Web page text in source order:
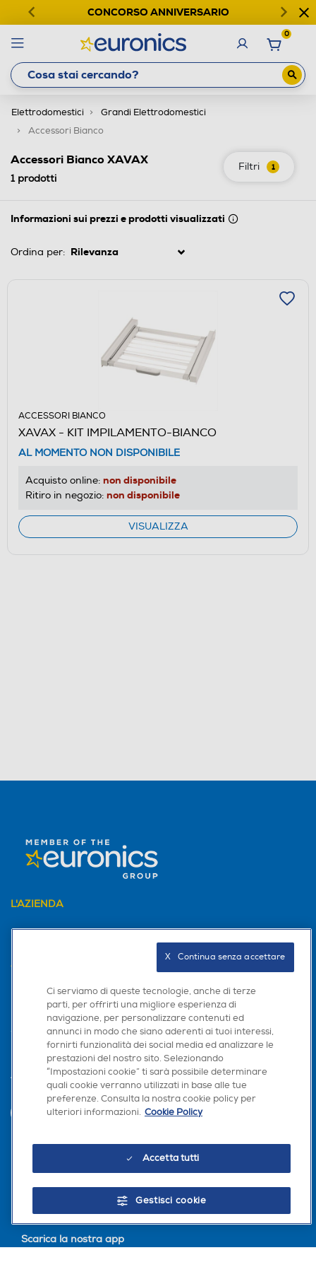
CONCORSO ANNIVERSARIO
0
Elettrodomestici
Grandi Elettrodomestici
Accessori Bianco
Filtri 1
Accessori Bianco XAVAX
1prodotti
Informazioni sui prezzi e prodotti visualizzati
Ordina per:
ACCESSORI BIANCO
XAVAX - KIT IMPILAMENTO-BIANCO
AL MOMENTO NON DISPONIBILE
Acquisto online: non disponibile
Ritiro in negozio: non disponibile
VISUALIZZA
L'AZIENDA
PER I TUOI ACQUISTI
AREA CLIENTI
PRIVACY
Trova negozio
Scarica la nostra app
Ci serviamo di queste tecnologie, anche di terze
parti, per offrirti una migliore esperienza di
navigazione, per personalizzare contenuti ed
annunci in modo che siano aderenti ai tuoi interessi,
fornirti funzionalità dei social media ed analizzare le
prestazioni del nostro sito. Selezionando
“Impostazioni cookie” ti sarà possibile determinare
quali cookie verranno utilizzati in base alle tue
preferenze. Consulta la nostra cookie policy per
ulteriori informazioni. Cookie Policy
Accetta tutti
Gestisci cookie
X   Continua senza accettare